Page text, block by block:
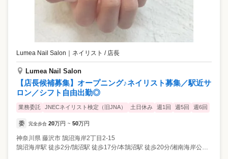
Lumea Nail Salon ネイリスト / 店長
Lumea Nail Salon
【店長候補募集】オープニング♪ネイリスト募集／駅近サ
ロン／シフト自由出勤◎
業務委託 JNECネイリスト検定（旧JNA） 土日休み 週1回 週5回 週6回
委 完全歩合 20万円 ~ 50万円
神奈川県 藤沢市 鵠沼海岸2丁目2-15
鵠沼海岸駅 徒歩2分/鵠沼駅 徒歩17分/本鵠沼駅 徒歩20分/湘南海岸公園駅 徒歩20分